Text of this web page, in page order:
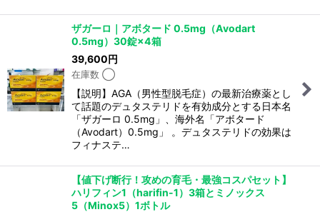
ザガーロ｜アボタード 0.5mg（Avodart
0.5mg）30錠×4箱
39,600円
在庫数 ◯
【説明】AGA（男性型脱毛症）の最新治療薬とし
て話題のデュタステリドを有効成分とする日本名
「ザガーロ 0.5mg」、海外名「アボタード
（Avodart）0.5mg」 。デュタステリドの効果は
フィナステ…
【値下げ断行！攻めの育毛・最強コスパセット】
ハリフィン1（harifin-1）3箱とミノックス
5（Minox5）1ボトル